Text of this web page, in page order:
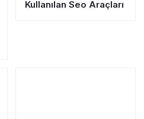
Kullanılan Seo Araçları